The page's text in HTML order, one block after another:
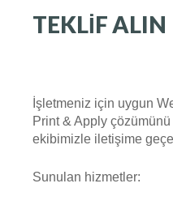
TEKLIF ALIN
İşletmeniz için uygun
Print & Apply
ekibimizle iletişime
Sunulan hizmetler: